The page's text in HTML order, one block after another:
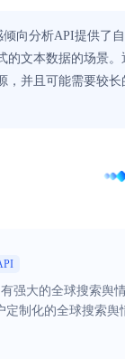
向分析API提供了
的文本数据的场景
，并且可能需要较
强大的全球搜索舆
定制化的全球搜索